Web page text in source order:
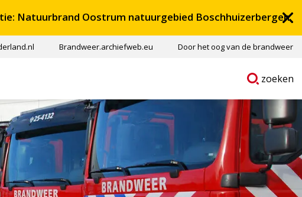
Natuurbrand Oostrum natuurgebied Boschhuizerbergen
Brandweer.archiefweb.eu Door het oog van de brandweer
Ga
zoeken